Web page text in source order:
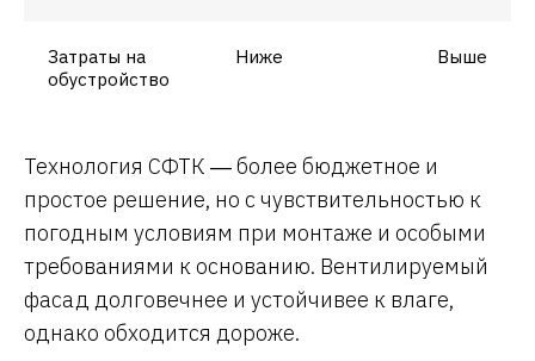
Затраты на
обустройство
Ниже Выше
Технология СФТК ― более бюджетное и
простое решение, но с чувствительностью к
погодным условиям при монтаже и особыми
требованиями к основанию. Вентилируемый
фасад долговечнее и устойчивее к влаге,
однако обходится дороже.